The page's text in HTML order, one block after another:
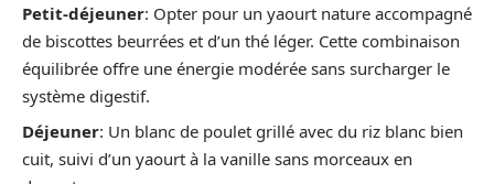
Petit-déjeuner: Opter pour un yaourt nature accompagné
de biscottes beurrées et d’un thé léger. Cette combinaison
équilibrée offre une énergie modérée sans surcharger le
système digestif.
Déjeuner: Un blanc de poulet grillé avec du riz blanc bien
cuit, suivi d’un yaourt à la vanille sans morceaux en